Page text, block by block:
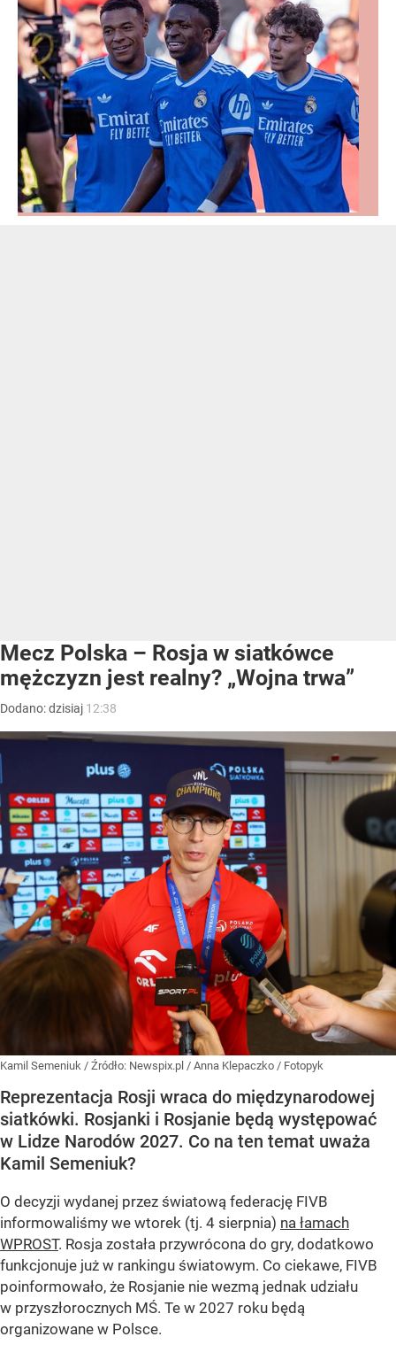
Mecz Polska – Rosja w siatkówce
mężczyzn jest realny? „Wojna trwa”
Dodano:dzisiaj 12:38
Kamil Semeniuk / Źródło: Newspix.pl / Anna Klepaczko / Fotopyk
Reprezentacja Rosji wraca do międzynarodowej
siatkówki. Rosjanki i Rosjanie będą występować
w Lidze Narodów 2027. Co na ten temat uważa
Kamil Semeniuk?
O decyzji wydanej przez światową federację FIVB
informowaliśmy we wtorek (tj. 4 sierpnia) na łamach
WPROST. Rosja została przywrócona do gry, dodatkowo
funkcjonuje już w rankingu światowym. Co ciekawe, FIVB
poinformowało, że Rosjanie nie wezmą jednak udziału
w przyszłorocznych MŚ. Te w 2027 roku będą
organizowane w Polsce.